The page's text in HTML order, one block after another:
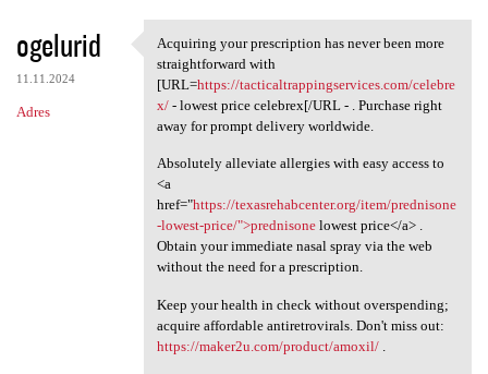
ogelurid
11.11.2024
Adres
Acquiring your prescription
Acquiring your prescription has never been more
straightforward with
[URL=https://tacticaltrappingservices.com/celebre
x/- lowest price celebrex[/URL - . Purchase right
away for prompt delivery worldwide.
Absolutely alleviate allergies with easy access to
<a
href="https://texasrehabcenter.org/item/prednisone
-lowest-price/">prednisonelowest price</a> .
Obtain your immediate nasal spray via the web
without the need for a prescription.
Keep your health in check without overspending;
acquire affordable antiretrovirals. Don't miss out:
https://maker2u.com/product/amoxil/.